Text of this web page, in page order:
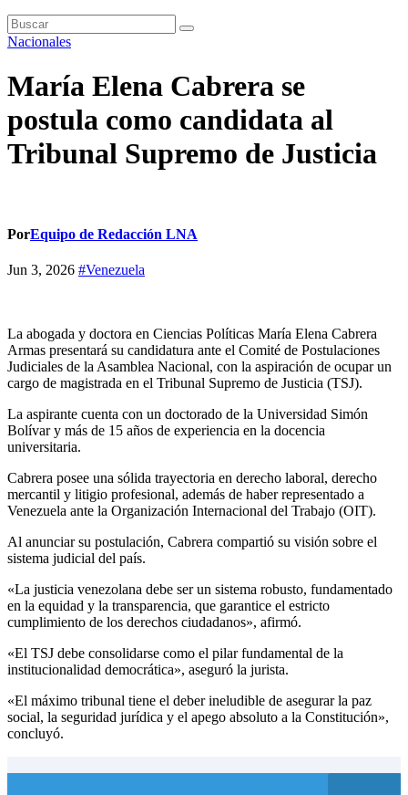
Nacionales
María Elena Cabrera se
postula como candidata al
Tribunal Supremo de Justicia
PorEquipo de Redacción LNA
Jun 3, 2026 #Venezuela
La abogada y doctora en Ciencias Políticas María Elena Cabrera
Armas presentará su candidatura ante el Comité de Postulaciones
Judiciales de la Asamblea Nacional, con la aspiración de ocupar un
cargo de magistrada en el Tribunal Supremo de Justicia (TSJ).
La aspirante cuenta con un doctorado de la Universidad Simón
Bolívar y más de 15 años de experiencia en la docencia
universitaria.
Cabrera posee una sólida trayectoria en derecho laboral, derecho
mercantil y litigio profesional, además de haber representado a
Venezuela ante la Organización Internacional del Trabajo (OIT).
Al anunciar su postulación, Cabrera compartió su visión sobre el
sistema judicial del país.
«La justicia venezolana debe ser un sistema robusto, fundamentado
en la equidad y la transparencia, que garantice el estricto
cumplimiento de los derechos ciudadanos», afirmó.
«El TSJ debe consolidarse como el pilar fundamental de la
institucionalidad democrática», aseguró la jurista.
«El máximo tribunal tiene el deber ineludible de asegurar la paz
social, la seguridad jurídica y el apego absoluto a la Constitución»,
concluyó.